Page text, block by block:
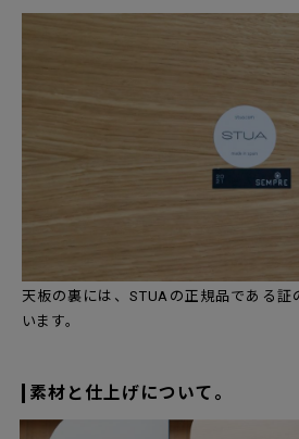
天板の裏には、STUAの正規品である証
います。
素材と仕上げについて。